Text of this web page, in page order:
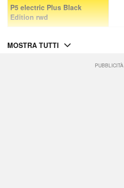
P5 electric Plus Black
Edition rwd
MOSTRA TUTTI
PUBBLICITÀ